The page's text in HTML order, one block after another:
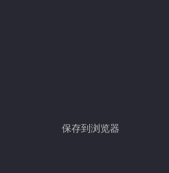
保存到浏览器